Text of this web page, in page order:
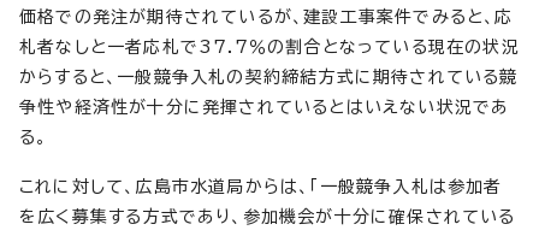
価格での発注が期待されているが、建設工事案件でみると、応
札者なしと一者応札で37.7％の割合となっている現在の状況
からすると、一般競争入札の契約締結方式に期待されている競
争性や経済性が十分に発揮されているとはいえない状況であ
る。
これに対して、広島市水道局からは、「一般競争入札は参加者
を広く募集する方式であり、参加機会が十分に確保されている